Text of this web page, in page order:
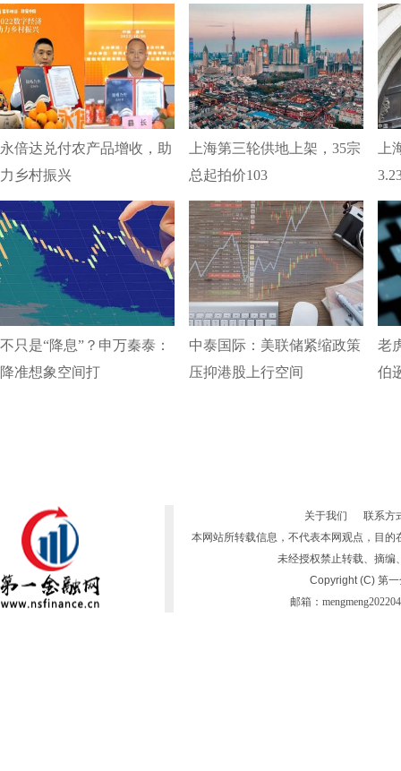
永倍达兑付农产品增收，助
力乡村振兴
上海第三轮供地上架，35宗
总起拍价103
不只是“降息”？申万秦泰：
降准想象空间打
中泰国际：美联储紧缩政策
压抑港股上行空间
老
伯
关于我们
联系方
本网站所转载信息，不代表本网观点，目
未经授权禁止转载、摘编
Copyright (C) 第
邮箱：